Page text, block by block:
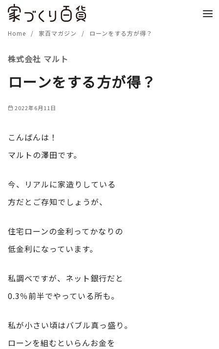
Home 家百マガジン ローンをする方が得？
株式会社 マルト
ローンをする方が得？
2022年6月11日
こんばんは！
マルトの澤田です。
今、リアルに家造りしている
方だとご存知でしょうが、
住宅ローンの金利ってかなりの
低金利になっています。
私調べですが、ネット銀行だと
0.3％前半でやっている所も。
私が小さい頃はバブル真っ盛り。
ローンを組むといらんお金を